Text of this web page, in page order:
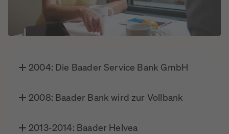
2004: Die Baader Service Bank GmbH
2008: Baader Bank wird zur Vollbank
2013-2014: Baader Helvea